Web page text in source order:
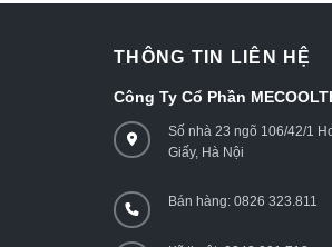
THÔNG TIN LIÊN HỆ
Công Ty Cổ Phần
Số nhà 23 ngõ 106/42/1
Giấy, Hà Nội
Bán hàng: 0826 323.811